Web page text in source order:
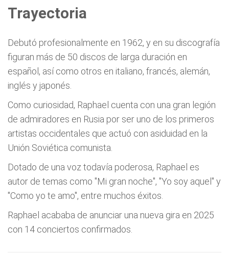
Trayectoria
Debutó profesionalmente en 1962, y en su discografía
figuran más de 50 discos de larga duración en
español, así como otros en italiano, francés, alemán,
inglés y japonés.
Como curiosidad, Raphael cuenta con una gran legión
de admiradores en Rusia por ser uno de los primeros
artistas occidentales que actuó con asiduidad en la
Unión Soviética comunista.
Dotado de una voz todavía poderosa, Raphael es
autor de temas como "Mi gran noche", "Yo soy aquel" y
"Como yo te amo", entre muchos éxitos.
Raphael acababa de anunciar una nueva gira en 2025
con 14 conciertos confirmados.